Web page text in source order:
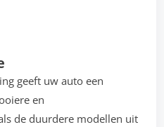
geeft uw auto een
en
de duurdere modellen uit